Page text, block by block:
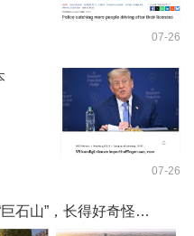
07-26
07-26
石山”，长得好奇怪…